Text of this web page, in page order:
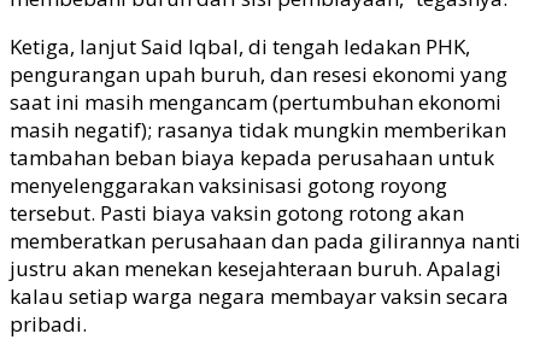
Ketiga, lanjut Said Iqbal, di tengah ledakan PHK,
pengurangan upah buruh, dan resesi ekonomi yang
saat ini masih mengancam (pertumbuhan ekonomi
masih negatif); rasanya tidak mungkin memberikan
tambahan beban biaya kepada perusahaan untuk
menyelenggarakan vaksinisasi gotong royong
tersebut. Pasti biaya vaksin gotong rotong akan
memberatkan perusahaan dan pada gilirannya nanti
justru akan menekan kesejahteraan buruh. Apalagi
kalau setiap warga negara membayar vaksin secara
pribadi.